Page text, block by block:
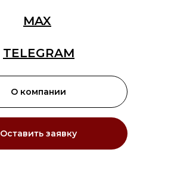
Оставить заявку
О компании
MAX
TELEGRAM